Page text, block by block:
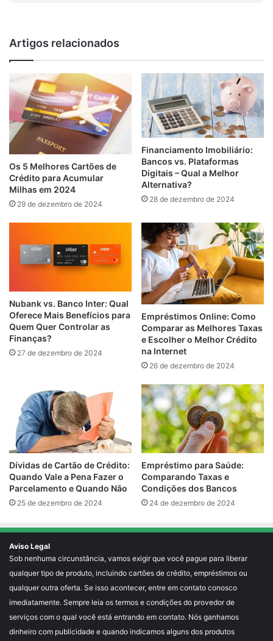
Artigos relacionados
Os 5 Melhores Cartões de
Crédito para Acumular
Milhas em 2024
29 de dezembro de 2024
Financiamento Imobiliário:
Bancos vs. Plataformas
Digitais – Qual a Melhor
Alternativa?
28 de dezembro de 2024
Nubank vs. Banco Inter: Qual
Oferece Mais Benefícios para
Quem Quer Controlar as
Finanças?
27 de dezembro de 2024
Empréstimos Online: Como
Comparar as Melhores Taxas
e Escolher o Melhor Crédito
na Internet
26 de dezembro de 2024
Dívidas de Cartão de Crédito:
Quando Vale a Pena Fazer o
Parcelamento e Quando Não
25 de dezembro de 2024
Empréstimo para Saúde:
Comparando Taxas e
Condições dos Bancos
24 de dezembro de 2024
Aviso Legal
Sob nenhuma circunstância, vamos exigir que você pague para liberar
qualquer tipo de produto, incluindo cartões de crédito, empréstimos ou
qualquer outra oferta. Se isso acontecer, entre em contato conosco
imediatamente. Sempre leia os termos e condições do provedor de
serviços com o qual você está entrando em contato. Nós ganhamos
dinheiro com publicidade e quando indicamos alguns dos produtos